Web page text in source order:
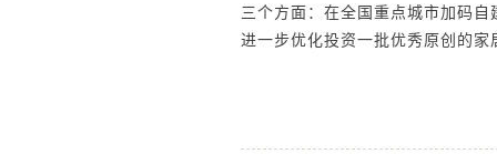
三个方面：在全国重点城市加码
进一步优化投资一批优秀原创的